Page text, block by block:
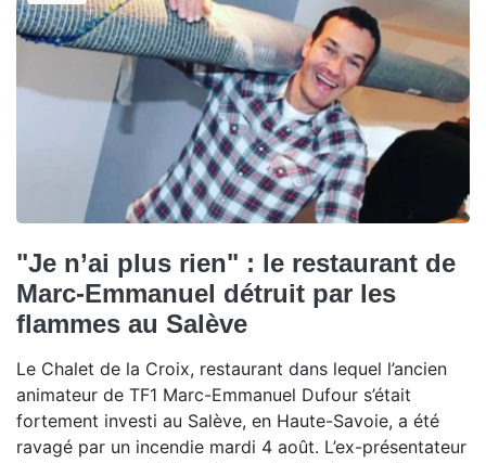
"Je n’ai plus rien" : le restaurant de
Marc-Emmanuel détruit par les
flammes au Salève
Le Chalet de la Croix, restaurant dans lequel l’ancien
animateur de TF1 Marc-Emmanuel Dufour s’était
fortement investi au Salève, en Haute-Savoie, a été
ravagé par un incendie mardi 4 août. L’ex-présentateur